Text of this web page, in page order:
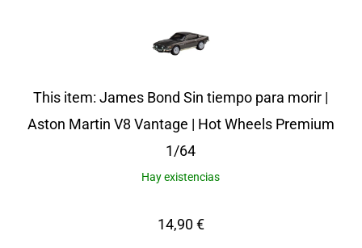
Sin
para
morir
|
Aston
V8
This item: James Bond Sin tiempo para morir |
Aston Martin V8 Vantage | Hot Wheels Premium
1/64
Hay existencias
14,90€